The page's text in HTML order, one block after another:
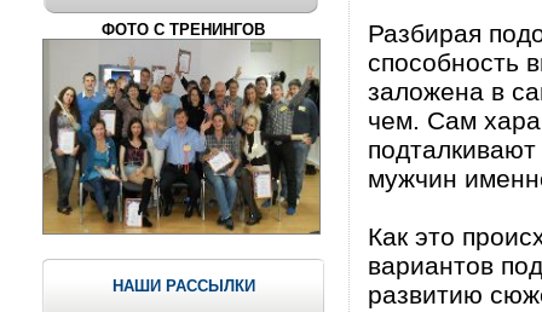
ФОТО С ТРЕНИНГОВ
НАШИ РАССЫЛКИ
Разбирая
способность
заложена в
чем. Сам
мужчин
Как это
вариантов
развитию